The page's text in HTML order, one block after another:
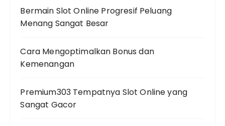
Bermain Slot Online Progresif Peluang
Menang Sangat Besar
Cara Mengoptimalkan Bonus dan
Kemenangan
Premium303 Tempatnya Slot Online yang
Sangat Gacor